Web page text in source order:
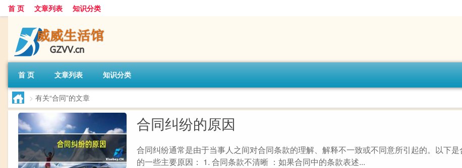
首 页 文章列表 知识分类
首 页 文章列表 知识分类
> 有关“合同”的文章
合同纠纷的原因
合同纠纷通常是由于当事人之间对合同条款的理解、解释不一致或不同意所引起的。以下是
的一些主要原因： 1. 合同条款不清晰 ：如果合同中的条款表述...